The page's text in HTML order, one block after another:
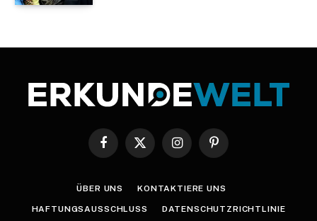
Facebook
X
InstagramPinterest
ÜBER UNS KONTAKTIERE UNS
HAFTUNGSAUSSCHLUSS DATENSCHUTZRICHTLINIE